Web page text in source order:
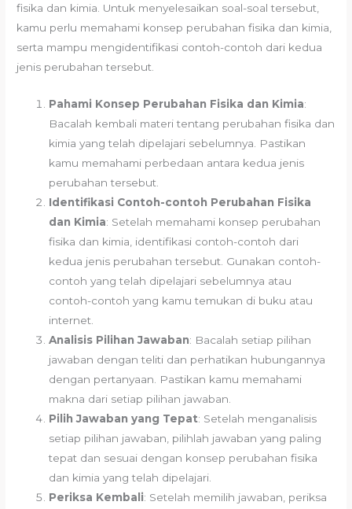
fisika dan kimia. Untuk menyelesaikan soal-soal tersebut,
kamu perlu memahami konsep perubahan fisika dan kimia,
serta mampu mengidentifikasi contoh-contoh dari kedua
jenis perubahan tersebut.
Pahami Konsep Perubahan Fisika dan Kimia:
Bacalah kembali materi tentang perubahan fisika dan
kimia yang telah dipelajari sebelumnya. Pastikan
kamu memahami perbedaan antara kedua jenis
perubahan tersebut.
Identifikasi Contoh-contoh Perubahan Fisika
dan Kimia: Setelah memahami konsep perubahan
fisika dan kimia, identifikasi contoh-contoh dari
kedua jenis perubahan tersebut. Gunakan contoh-
contoh yang telah dipelajari sebelumnya atau
contoh-contoh yang kamu temukan di buku atau
internet.
Analisis Pilihan Jawaban: Bacalah setiap pilihan
jawaban dengan teliti dan perhatikan hubungannya
dengan pertanyaan. Pastikan kamu memahami
makna dari setiap pilihan jawaban.
Pilih Jawaban yang Tepat: Setelah menganalisis
setiap pilihan jawaban, pilihlah jawaban yang paling
tepat dan sesuai dengan konsep perubahan fisika
dan kimia yang telah dipelajari.
Periksa Kembali: Setelah memilih jawaban, periksa